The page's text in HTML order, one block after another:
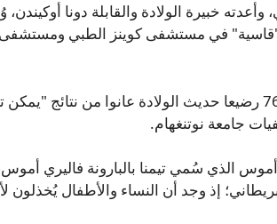
خبيرة الولادة والقابلة دونا
"قاسية" في مستشفى كوينز الطبي ومستشفى
علاوة على ذلك، تبيّن أن 444 امرأة و76 رضيعا حديث الولادة عانوا من
الذي سُمي تيمنا بالبارونة فاليري أموس،
إذ وجد أن النساء والأطفال يُخذلون